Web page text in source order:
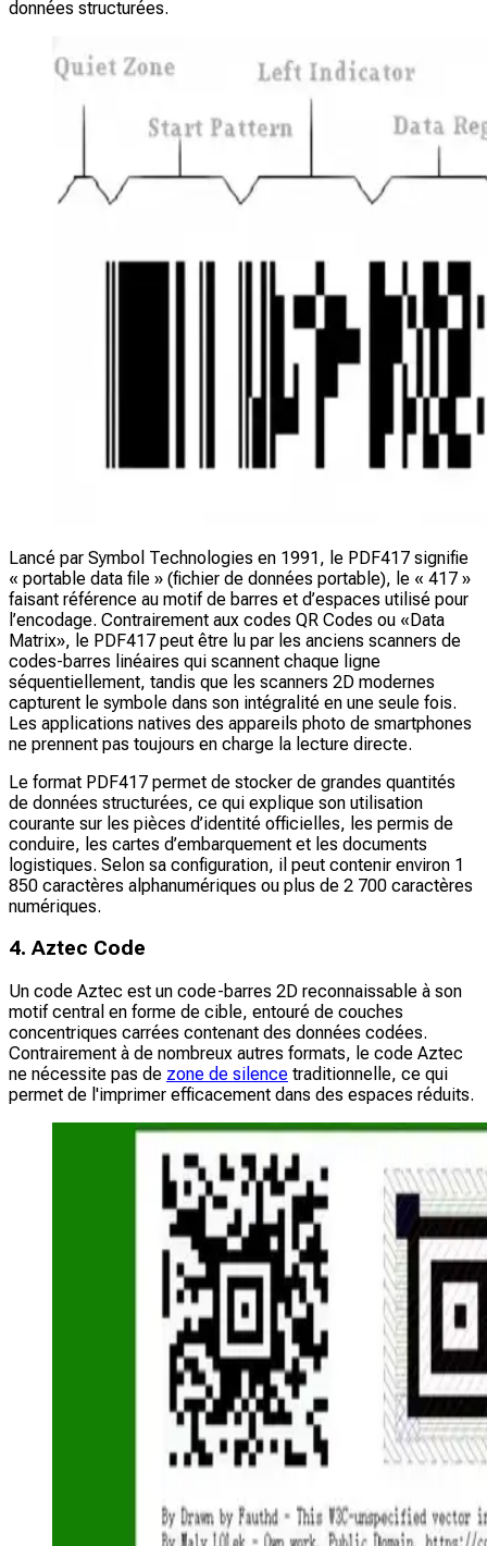
données structurées.
Lancé par Symbol Technologies en 1991, le PDF417 signifie
« portable data file » (fichier de données portable), le « 417 »
faisant référence au motif de barres et d’espaces utilisé pour
l’encodage. Contrairement aux codes QR Codes ou «Data
Matrix», le PDF417 peut être lu par les anciens scanners de
codes-barres linéaires qui scannent chaque ligne
séquentiellement, tandis que les scanners 2D modernes
capturent le symbole dans son intégralité en une seule fois.
Les applications natives des appareils photo de smartphones
ne prennent pas toujours en charge la lecture directe.
Le format PDF417 permet de stocker de grandes quantités
de données structurées, ce qui explique son utilisation
courante sur les pièces d’identité officielles, les permis de
conduire, les cartes d’embarquement et les documents
logistiques. Selon sa configuration, il peut contenir environ 1
850 caractères alphanumériques ou plus de 2 700 caractères
numériques.
4. Aztec Code
Un code Aztec est un code-barres 2D reconnaissable à son
motif central en forme de cible, entouré de couches
concentriques carrées contenant des données codées.
Contrairement à de nombreux autres formats, le code Aztec
ne nécessite pas de zone de silence traditionnelle, ce qui
permet de l'imprimer efficacement dans des espaces réduits.